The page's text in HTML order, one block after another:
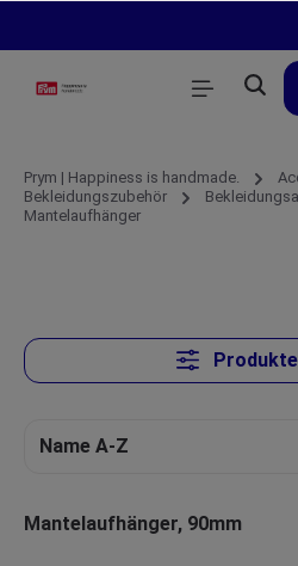
Prym | Happiness is handmade.
Bekleidungszubehör
Mantelaufhänger
Mantelaufhänger, 90mm